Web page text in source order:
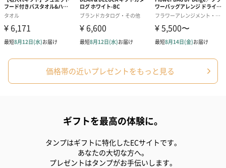
価格帯の近いプレゼントをもっと見る
ギフトを最高の体験に。
タンプはギフトに特化したECサイトです。
あなたの大切な方へ。
プレゼントはタンプがお手伝いします。